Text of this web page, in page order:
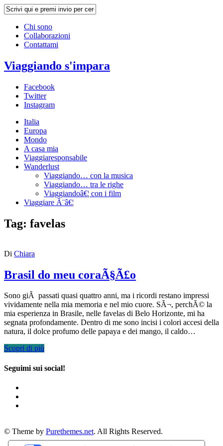
Chi sono
Collaborazioni
Contattami
Viaggiando s'impara
Facebook
Twitter
Instagram
Italia
Europa
Mondo
A casa mia
Viaggiaresponsabile
Wanderlust
Viaggiando… con la musica
Viaggiando… tra le righe
Viaggiandoâ€¦ con i film
Viaggiare Ã¨â€¦
Tag: favelas
Di Chiara
Brasil do meu coraÃ§Ã£o
Sono giÃ passati quasi quattro anni, ma i ricordi restano impressi
vividamente nella mia memoria e nel mio cuore. SÃ¬, perchÃ© la
mia esperienza in Brasile, nelle favelas di Belo Horizonte, mi ha
segnata profondamente. Dentro di me sono incisi i colori accesi della
natura, il dolce profumo delle papaya e dei mango, il caldo…
Scopri di più
Seguimi sui social!
© Theme by Purethemes.net. All Rights Reserved.